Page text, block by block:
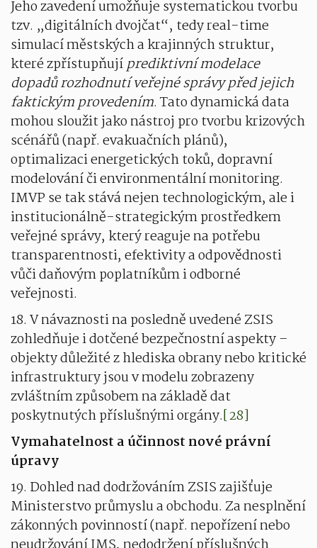
Jeho zavedení umožňuje systematickou tvorbu
tzv. „digitálních dvojčat“, tedy real-time
simulací městských a krajinných struktur,
které zpřístupňujíprediktivní modelace
dopadů rozhodnutí veřejné správy před jejich
faktickým provedením. Tato dynamická data
mohou sloužit jako nástroj pro tvorbu krizových
scénářů (např. evakuačních plánů),
optimalizaci energetických toků, dopravní
modelování či environmentální monitoring.
IMVP se tak stává nejen technologickým, ale i
institucionálně-strategickým prostředkem
veřejné správy, který reaguje na potřebu
transparentnosti, efektivity a odpovědnosti
vůči daňovým poplatníkům i odborné
veřejnosti.
18. V návaznosti na posledně uvedené ZSIS
zohledňuje i dotčené bezpečnostní aspekty –
objekty důležité z hlediska obrany nebo kritické
infrastruktury jsou v modelu zobrazeny
zvláštním způsobem na základě dat
poskytnutých příslušnými orgány.[28]
Vymahatelnost a účinnost nové právní
úpravy
19. Dohled nad dodržováním ZSIS zajišťuje
Ministerstvo průmyslu a obchodu. Za nesplnění
zákonných povinností (např. nepořízení nebo